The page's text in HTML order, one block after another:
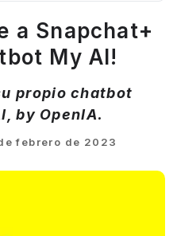
a Snapchat+
My AI!
propio chatbot
by OpenIA.
febrero de 2023